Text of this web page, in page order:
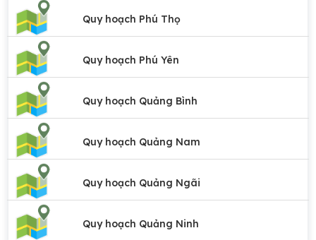
Quy hoạch Phú Thọ
Quy hoạch Phú Yên
Quy hoạch Quảng Bình
Quy hoạch Quảng Nam
Quy hoạch Quảng Ngãi
Quy hoạch Quảng Ninh